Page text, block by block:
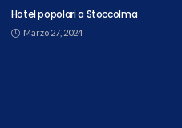
Hotel popolari a Stoccolma
Marzo 27, 2024